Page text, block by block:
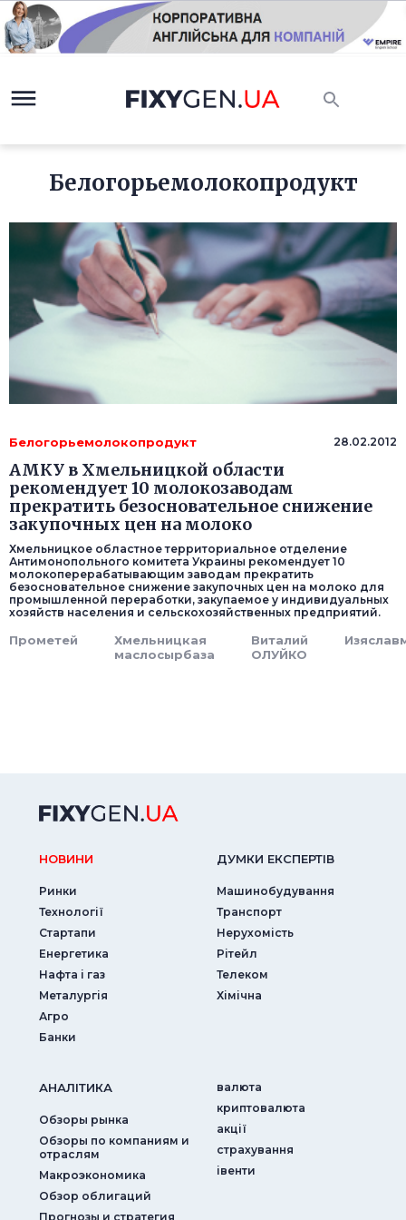
Белогорьемолокопродукт
Белогорьемолокопродукт 28.02.2012
АМКУ в Хмельницкой области
рекомендует 10 молокозаводам
прекратить безосновательное снижение
закупочных цен на молоко
Хмельницкое областное территориальное отделение
Антимонопольного комитета Украины рекомендует 10
молокоперерабатывающим заводам прекратить
безосновательное снижение закупочных цен на молоко для
промышленной переработки, закупаемое у индивидуальных
хозяйств населения и сельскохозяйственных предприятий.
Прометей
Хмельницкая
маслосырбаза
Виталий
ОЛУЙКО
НОВИНИ
Ринки
Технології
Стартапи
Енергетика
Нафта і газ
Металургія
Агро
Банки
ДУМКИ ЕКСПЕРТIВ
Машинобудування
Транспорт
Нерухомість
Рітейл
Телеком
Хімічна
АНАЛIТИКА
Обзоры рынка
Обзоры по компаниям и
отраслям
Макроэкономика
Обзор облигаций
Прогнозы и стратегия
валюта
криптовалюта
акції
страхування
iвенти